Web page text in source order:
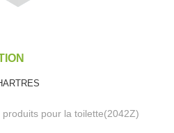
pour la toilette(2042Z)